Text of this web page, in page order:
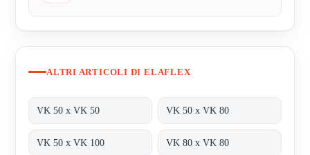
ALTRI ARTICOLI DI ELAFLEX
VK 50 x VK 50 VK 50 x VK 80
VK 50 x VK 100 VK 80 x VK 80